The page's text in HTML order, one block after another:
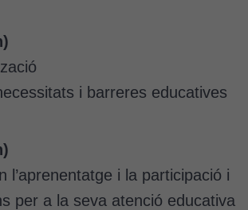
i barreres educatives
l’aprenentatge i la participació i
per a la seva atenció educativa